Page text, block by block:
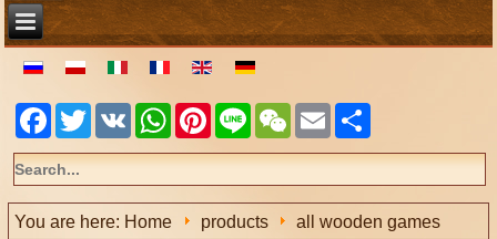
Facebook
TwitterVK WhatsAppPinterest
Line WeChatEmail
You are here: Home products all wooden games